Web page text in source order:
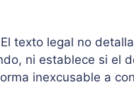
El texto legal no
ni establece si el
inexcusable a